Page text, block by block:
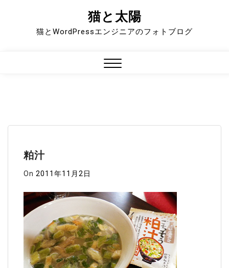
猫と太陽
猫とWordPressエンジニアのフォトブログ
粕汁
On 2011年11月2日